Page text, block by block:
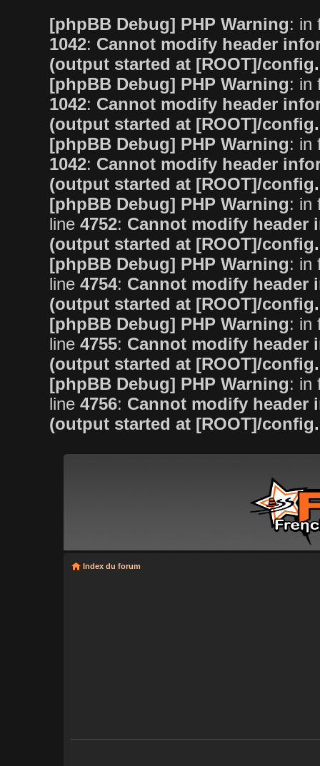
[phpBB Debug] PHP Warning: in
1042: Cannot modify header
(output started at [ROOT]/
[phpBB Debug] PHP Warning: in
1042: Cannot modify header
(output started at [ROOT]/
[phpBB Debug] PHP Warning: in
1042: Cannot modify header
(output started at [ROOT]/
[phpBB Debug] PHP Warning: in
line 4752: Cannot modify header
(output started at [ROOT]/
[phpBB Debug] PHP Warning: in
line 4754: Cannot modify header
(output started at [ROOT]/
[phpBB Debug] PHP Warning: in
line 4755: Cannot modify header
(output started at [ROOT]/
[phpBB Debug] PHP Warning: in
line 4756: Cannot modify header
(output started at [ROOT]/
Index du forum